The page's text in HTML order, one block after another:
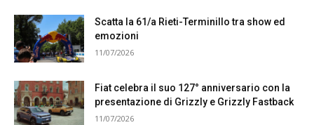
Scatta la 61/a Rieti-Terminillo tra show ed
emozioni
11/07/2026
Fiat celebra il suo 127° anniversario con la
presentazione di Grizzly e Grizzly Fastback
11/07/2026